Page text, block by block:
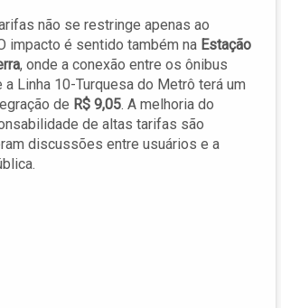
não se restringe apenas ao
impacto é sentido também na Estação
, onde a conexão entre os ônibus
Linha 10-Turquesa do Metrô terá um
de R$ 9,05. A melhoria do
de altas tarifas são
discussões entre usuários e a